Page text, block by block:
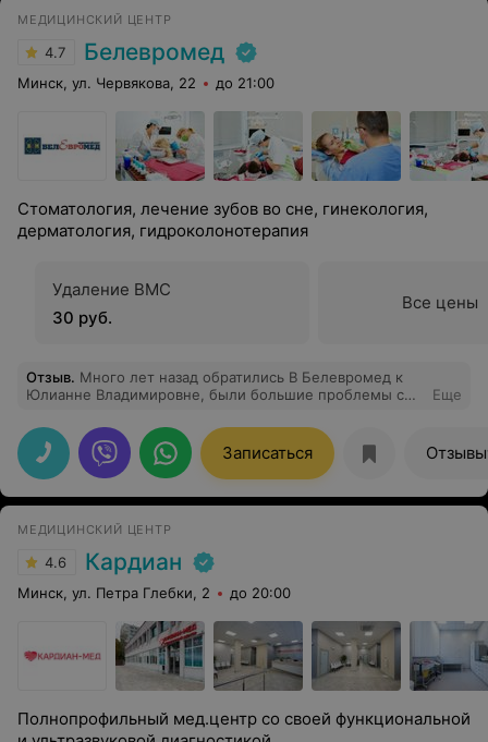
МЕДИЦИНСКИЙ ЦЕНТР
4.7 Белевромед
Минск, ул. Червякова, 22 до 21:00
Стоматология, лечение зубов во сне, гинекология,
дерматология, гидроколонотерапия
Удаление ВМС
30 руб.
Все цены
Отзыв. Много лет назад обратились В Белевромед к
Юлианне Владимировне, были большие проблемы с
ребенок не боится ходить к стоматологу. Ни одного
раза она не повысила голос, всегда очень добра и
внимательна к детям и родителям. С тех пор ходим
только к ней и с младшей дочерью тоже. Спасибо
доктору, низкий поклон.
Еще
Записаться Отзывы
МЕДИЦИНСКИЙ ЦЕНТР
4.6 Кардиан
Минск, ул. Петра Глебки, 2 до 20:00
Полнопрофильный мед.центр со своей функциональной